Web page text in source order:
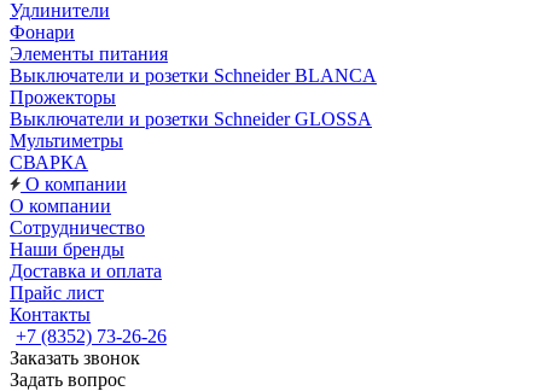
Удлинители
Фонари
Элементы питания
Выключатели и розетки Schneider BLANCA
Прожекторы
Выключатели и розетки Schneider GLOSSA
Мультиметры
СВАРКА
О компании
О компании
Сотрудничество
Наши бренды
Доставка и оплата
Прайс лист
Контакты
+7 (8352) 73-26-26
Заказать звонок
Задать вопрос